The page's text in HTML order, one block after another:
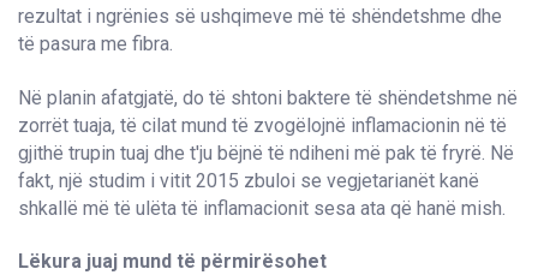
rezultat i ngrënies së ushqimeve më të shëndetshme dhe
të pasura me fibra.
Në planin afatgjatë, do të shtoni baktere të shëndetshme në
zorrët tuaja, të cilat mund të zvogëlojnë inflamacionin në të
gjithë trupin tuaj dhe t'ju bëjnë të ndiheni më pak të fryrë. Në
fakt, një studim i vitit 2015 zbuloi se vegjetarianët kanë
shkallë më të ulëta të inflamacionit sesa ata që hanë mish.
Lëkura juaj mund të përmirësohet